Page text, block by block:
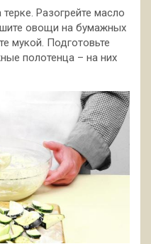
Разогрейте масло
овощи на бумажных
мукой. Подготовьте
полотенца – на них